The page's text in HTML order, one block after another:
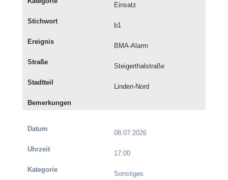
Einsatz
b1
BMA-Alarm
Steigerthalstraße
Linden-Nord
08.07.2026
17:00
Sonstiges